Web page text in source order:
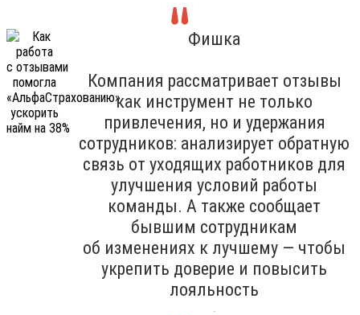
Фишка
Компания рассматривает отзывы
как инструмент не только
привлечения, но и удержания
сотрудников: анализирует обратную
связь от уходящих работников для
улучшения условий работы
команды. А также сообщает
бывшим сотрудникам
об изменениях к лучшему — чтобы
укрепить доверие и повысить
лояльность
.